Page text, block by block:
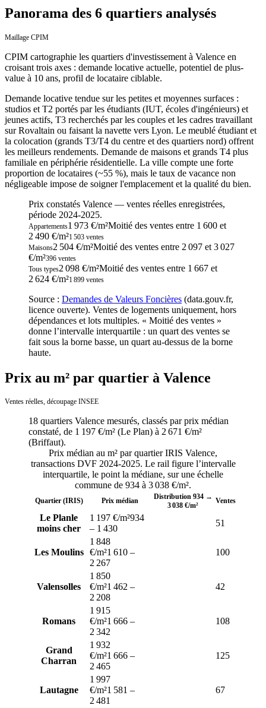
Panorama des 6 quartiers analysés
Maillage CPIM
CPIM cartographie les quartiers d'investissement à Valence en
croisant trois axes : demande locative actuelle, potentiel de plus-
value à 10 ans, profil de locataire ciblable.
Demande locative tendue sur les petites et moyennes surfaces :
studios et T2 portés par les étudiants (IUT, écoles d'ingénieurs) et
jeunes actifs, T3 recherchés par les couples et les cadres travaillant
sur Rovaltain ou faisant la navette vers Lyon. Le meublé étudiant et
la colocation (grands T3/T4 du centre et des quartiers nord) offrent
les meilleurs rendements. Demande de maisons et grands T4 plus
familiale en périphérie résidentielle. La ville compte une forte
proportion de locataires (~55 %), mais le taux de vacance non
négligeable impose de soigner l'emplacement et la qualité du bien.
Prix constatés Valence — ventes réelles enregistrées,
période 2024-2025.
Appartements1 973 €/m²Moitié des ventes entre 1 600 et
2 490 €/m²1 503 ventes
Maisons2 504 €/m²Moitié des ventes entre 2 097 et 3 027
€/m²396 ventes
Tous types2 098 €/m²Moitié des ventes entre 1 667 et
2 624 €/m²1 899 ventes
Source : Demandes de Valeurs Foncières (data.gouv.fr,
licence ouverte). Ventes de logements uniquement, hors
dépendances et lots multiples. « Moitié des ventes »
donne l’intervalle interquartile : un quart des ventes se
fait sous la borne basse, un quart au-dessus de la borne
haute.
Prix au m² par quartier à Valence
Ventes réelles, découpage INSEE
18 quartiers Valence mesurés, classés par prix médian
constaté, de 1 197 €/m² (Le Plan) à 2 671 €/m²
(Briffaut).
Prix médian au m² par quartier IRIS Valence,
transactions DVF 2024-2025. Le rail figure l’intervalle
interquartile, le point la médiane, sur une échelle
commune de 934 à 3 038 €/m².
Quartier (IRIS) Prix médian Distribution 934→
3 038 €/m²
Ventes
Le Planle
moins cher
1 197 €/m²934
– 1 430
51
Les Moulins
1 848
€/m²1 610 –
2 267
100
Valensolles
1 850
€/m²1 462 –
2 208
42
Romans
1 915
€/m²1 666 –
2 342
108
Grand
Charran
1 932
€/m²1 666 –
2 465
125
Lautagne
1 997
€/m²1 581 –
2 481
67